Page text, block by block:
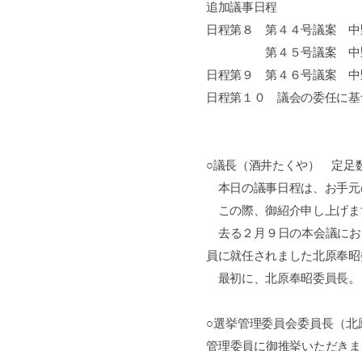
追加議事日程
日程第８ 第４４号議案 中
第４５号議案 中野区
日程第９ 第４６号議案 中
日程第１０ 議会の委任に
○議長（酒井たくや） 定足
本日の議事日程は、お手元
この際、御紹介申し上げま
去る２月９日の本会議に
員に就任されました北原奉
最初に、北原奉昭委員長。
○選挙管理委員会委員長（
管理委員に御推挙いただき